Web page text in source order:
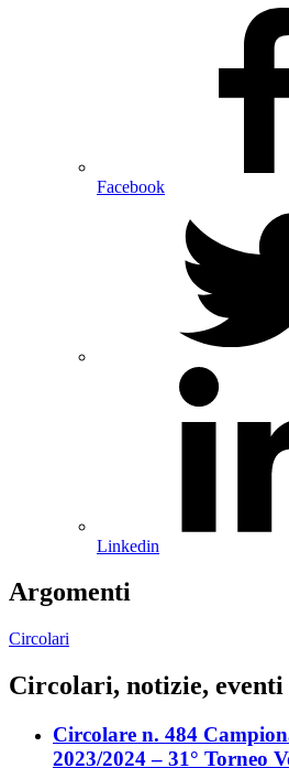
Facebook
Linkedin
Argomenti
Circolari
Circolari, notizie,
Circolare n. 484
2023/2024 – 31° Torneo